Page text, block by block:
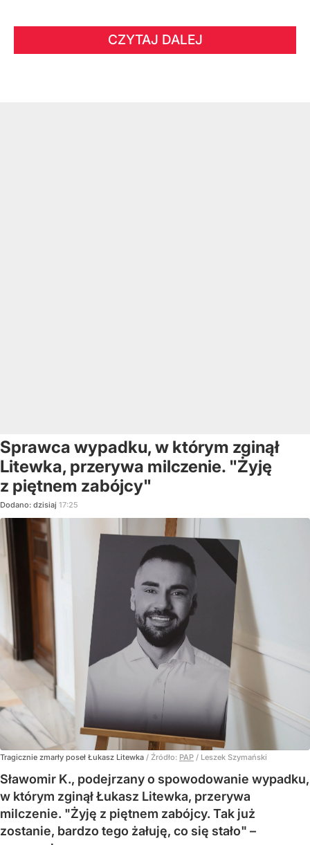
CZYTAJ DALEJ
Sprawca wypadku, w którym zginął
Litewka, przerywa milczenie. "Żyję
z piętnem zabójcy"
Dodano: dzisiaj 17:25
Tragicznie zmarły poseł Łukasz Litewka / Źródło: PAP / Leszek Szymański
Sławomir K., podejrzany o spowodowanie wypadku,
w którym zginął Łukasz Litewka, przerywa
milczenie. "Żyję z piętnem zabójcy. Tak już
zostanie, bardzo tego żałuję, co się stało" –